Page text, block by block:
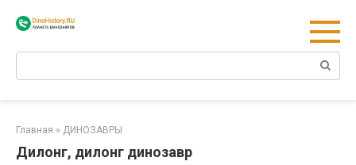
Главная » ДИНОЗАВРЫ
Дилонг, дилонг динозавр